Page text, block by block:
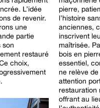
L’idée
de revenir.
une
partie
son
restauré
choix,
pierre,
l’histoire
anciennes,
inscrivent
maîtrisée.
bois en
essentiel,
ne relève de
attention
restauration
offrant au